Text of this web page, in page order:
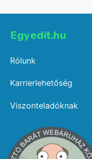
Egyedit.hu
Rólunk
Karrierlehetőség
Viszonteladóknak